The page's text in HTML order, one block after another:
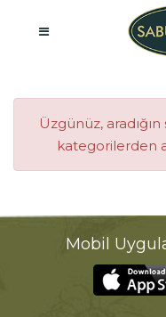
Üzgünüz, aradığın
kategorilerden
Mobil